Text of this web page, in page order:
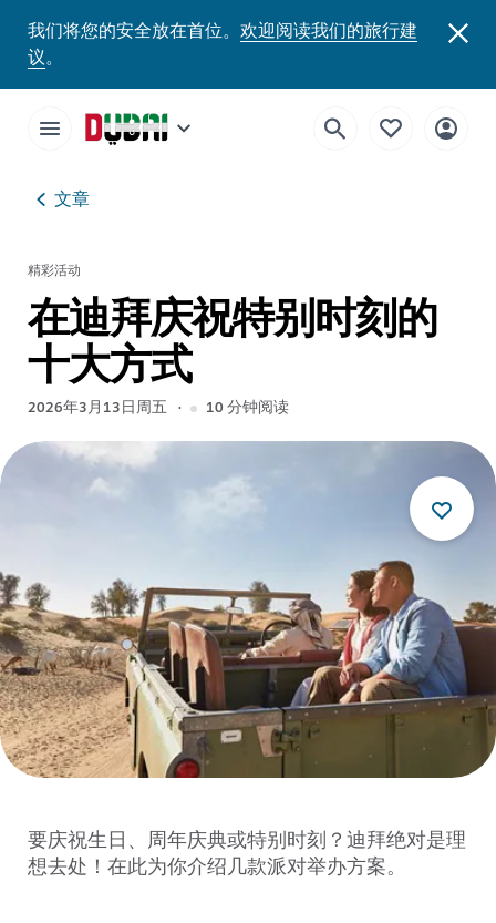
我们将您的安全放在首位。 欢迎阅读我们的旅行建
议。
文章
精彩活动
在迪拜庆祝特别时刻的
十大方式
2026年3月13日周五 10分钟阅读
要庆祝生日、周年庆典或特别时刻？迪拜绝对是理
想去处！在此为你介绍几款派对举办方案。